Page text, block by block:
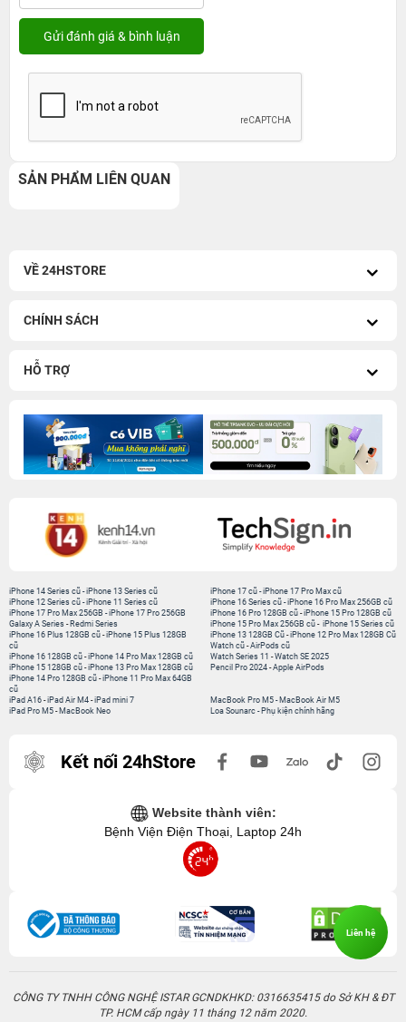
SẢN PHẨM LIÊN QUAN
VỀ 24HSTORE
CHÍNH SÁCH
HỖ TRỢ
iPhone 14 Series cũ -iPhone 13 Series cũ
iPhone 12 Series cũ -iPhone 11 Series cũ
iPhone 17 Pro Max 256GB -iPhone 17 Pro 256GB
Galaxy A Series - Redmi Series
iPhone 17 cũ-iPhone 17 Pro Max cũ
iPhone 16 Series cũ- iPhone 16 Pro Max 256GB cũ
iPhone 16 Pro 128GB cũ-iPhone 15 Pro 128GB cũ
iPhone 15 Pro Max 256GB cũ- iPhone 15 Series cũ
iPhone 16 Plus 128GB cũ -iPhone 15 Plus 128GB
cũ
iPhone 16 128GB cũ -iPhone 14 Pro Max 128GB cũ
iPhone 15 128GB cũ -iPhone 13 Pro Max 128GB cũ
iPhone 14 Pro 128GB cũ -iPhone 11 Pro Max 64GB
cũ
iPhone 13 128GB Cũ-iPhone 12 Pro Max 128GB Cũ
Watch cũ-AirPods cũ
Watch Series 11 -Watch SE 2025
Pencil Pro 2024-Apple AirPods
iPad A16 -iPad Air M4 -iPad mini 7
iPad Pro M5 - MacBook Neo
MacBook Pro M5- MacBook Air M5
Loa Sounarc- Phụ kiện chính hãng
Kết nối 24hStore
Website thành viên:
Bệnh Viện Điện Thoại, Laptop 24h
CÔNG TY TNHH CÔNG NGHỆ ISTAR GCNDKHKD: 0316635415 do Sở KH & ĐT
TP. HCM cấp ngày 11 tháng 12 năm 2020.
Liên hệ